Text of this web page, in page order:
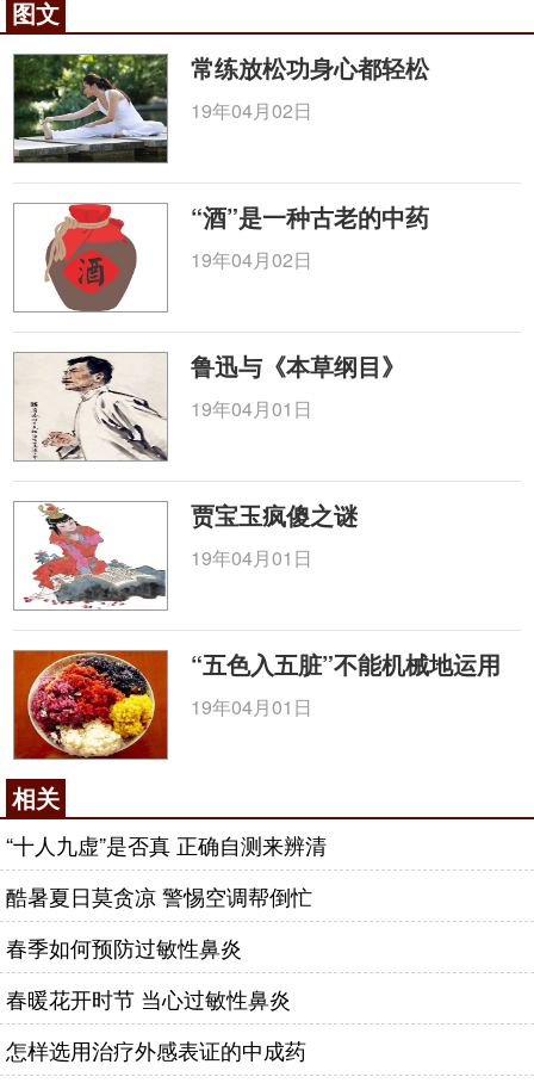
图文
常练放松功身心都轻松
19年04月02日
“酒”是一种古老的中药
19年04月02日
鲁迅与《本草纲目》
19年04月01日
贾宝玉疯傻之谜
19年04月01日
“五色入五脏”不能机械地运用
19年04月01日
相关
“十人九虚”是否真 正确自测来辨清
酷暑夏日莫贪凉 警惕空调帮倒忙
春季如何预防过敏性鼻炎
春暖花开时节 当心过敏性鼻炎
怎样选用治疗外感表证的中成药